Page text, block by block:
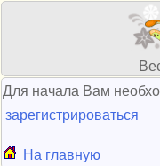
Для начала Вам
зарегистрироваться
На главную